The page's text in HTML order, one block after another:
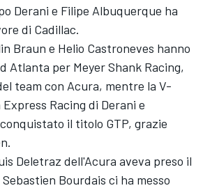
Derani e Filipe Albuquerque ha
di Cadillac.
Braun e Helio Castroneves hanno
Atlanta per Meyer Shank Racing,
team con Acura, mentre la V-
Racing di Derani e
il titolo GTP, grazie
Deletraz dell'Acura aveva preso il
Bourdais ci ha messo